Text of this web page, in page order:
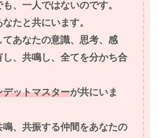
、一人ではないのです。
たと共にいます。
あなたの意識、思考、感
、共鳴し、全てを分かち合
デットマスターが共にいま
鳴、共振する仲間をあなたの